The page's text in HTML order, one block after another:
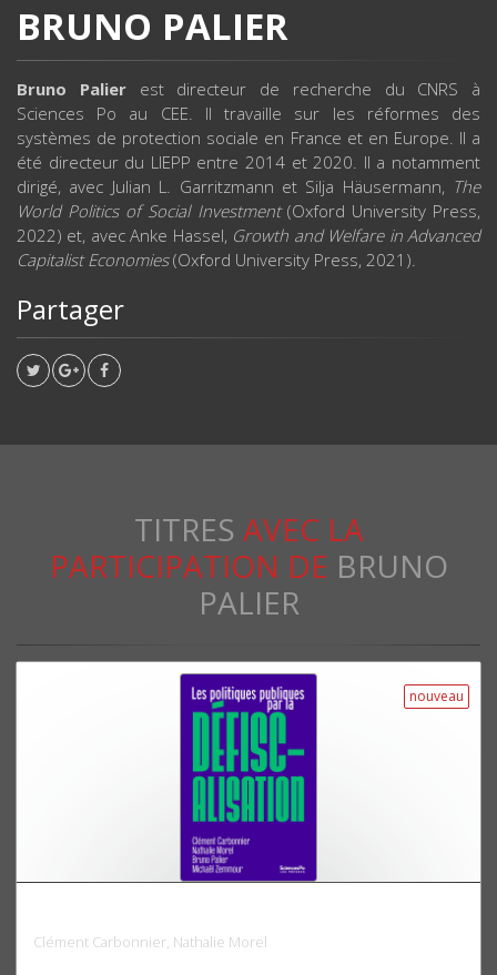
BRUNO PALIER
Bruno Palier est directeur de recherche du CNRS à
Sciences Po au CEE. Il travaille sur les réformes des
systèmes de protection sociale en France et en Europe. Il a
été directeur du LIEPP entre 2014 et 2020. Il a notamment
dirigé, avec Julian L. Garritzmann et Silja Häusermann, The
World Politics of Social Investment(Oxford University Press,
2022) et, avec Anke Hassel, Growth and Welfare in Advanced
Capitalist Economies(Oxford University Press, 2021).
Partager
TITRES AVEC LA
PARTICIPATION DE BRUNO
PALIER
nouveau
Clément Carbonnier, Nathalie Morel